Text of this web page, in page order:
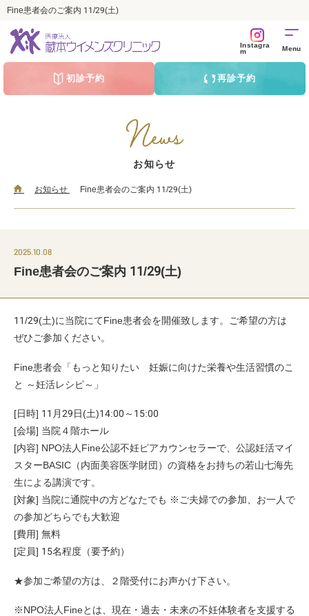
Fine患者会のご案内 11/29(土)
初診予約 再診予約
Instagra
m
お知らせ
お知らせ Fine患者会のご案内 11/29(土)
2025.10.08
Fine患者会のご案内 11/29(土)
11/29(土)に当院にてFine患者会を開催致します。ご希望の方は
ぜひご参加ください。
Fine患者会「もっと知りたい 妊娠に向けた栄養や生活習慣のこ
と ～妊活レシピ～」
[日時] 11月29日(土)14:00～15:00
[会場] 当院４階ホール
[内容] NPO法人Fine公認不妊ピアカウンセラーで、公認妊活マイ
スターBASIC（内面美容医学財団）の資格をお持ちの若山七海先
生による講演です。
[対象] 当院に通院中の方どなたでも ※ご夫婦での参加、お一人で
の参加どちらでも大歓迎
[費用] 無料
[定員] 15名程度（要予約）
★参加ご希望の方は、２階受付にお声かけ下さい。
※NPO法人Fineとは、現在・過去・未来の不妊体験者を支援する